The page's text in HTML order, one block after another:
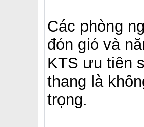
Các phòng
đón gió và
KTS ưu tiên
thang là
trọng.